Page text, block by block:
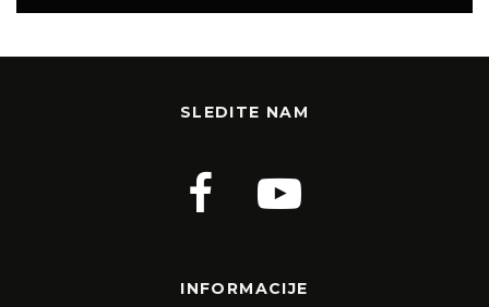
SLEDITE NAM
INFORMACIJE